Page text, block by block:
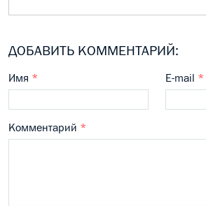
ДОБАВИТЬ КОММЕНТАРИЙ:
Имя * E-mail *
Комментарий *